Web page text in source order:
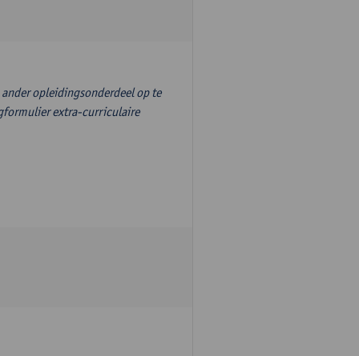
opleidingsonderdeel op te
extra-curriculaire